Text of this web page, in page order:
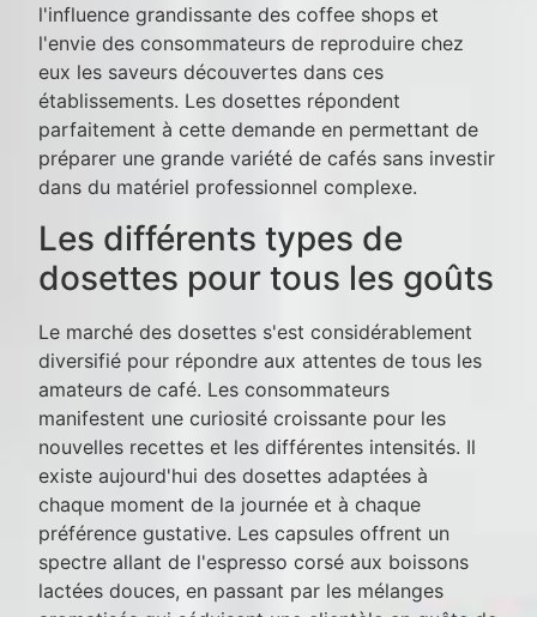
l'influence grandissante des coffee shops et
l'envie des consommateurs de reproduire chez
eux les saveurs découvertes dans ces
établissements. Les dosettes répondent
parfaitement à cette demande en permettant de
préparer une grande variété de cafés sans investir
dans du matériel professionnel complexe.
Les différents types de
dosettes pour tous les goûts
Le marché des dosettes s'est considérablement
diversifié pour répondre aux attentes de tous les
amateurs de café. Les consommateurs
manifestent une curiosité croissante pour les
nouvelles recettes et les différentes intensités. Il
existe aujourd'hui des dosettes adaptées à
chaque moment de la journée et à chaque
préférence gustative. Les capsules offrent un
spectre allant de l'espresso corsé aux boissons
lactées douces, en passant par les mélanges